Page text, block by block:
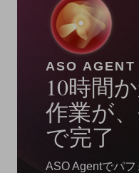
ASO AGENT
10時間
作業が
で完了
ASO Agentでパ